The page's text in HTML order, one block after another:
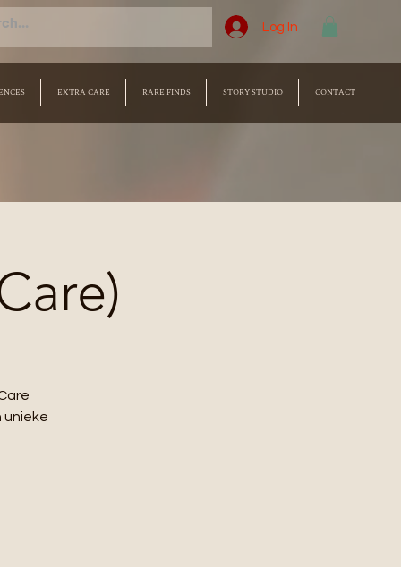
EXTRA CARE RARE FINDS STORY STUDIO CONTACT
Log In
unieke